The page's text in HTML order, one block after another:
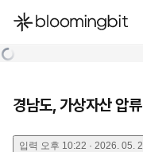
한국어
경남도, 가상자산 압
입력 오후 10:22 · 2026. 05.